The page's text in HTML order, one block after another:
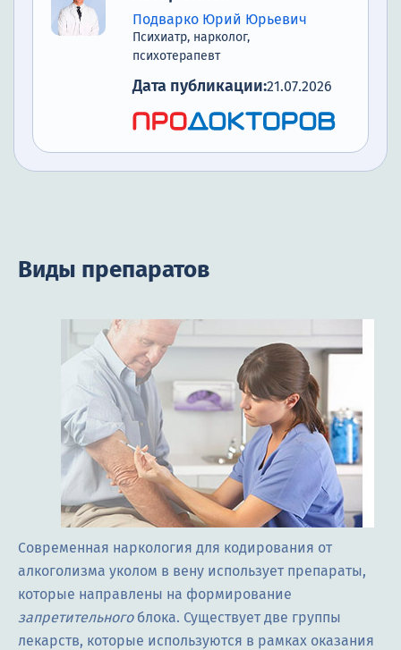
Подварко Юрий Юрьевич
Психиатр, нарколог,
психотерапевт
Дата публикации:21.07.2026
Виды препаратов
Современная наркология для кодирования от
алкоголизма уколом в вену использует препараты,
которые направлены на формирование
запретительного блока. Существует две группы
лекарств, которые используются в рамках оказания